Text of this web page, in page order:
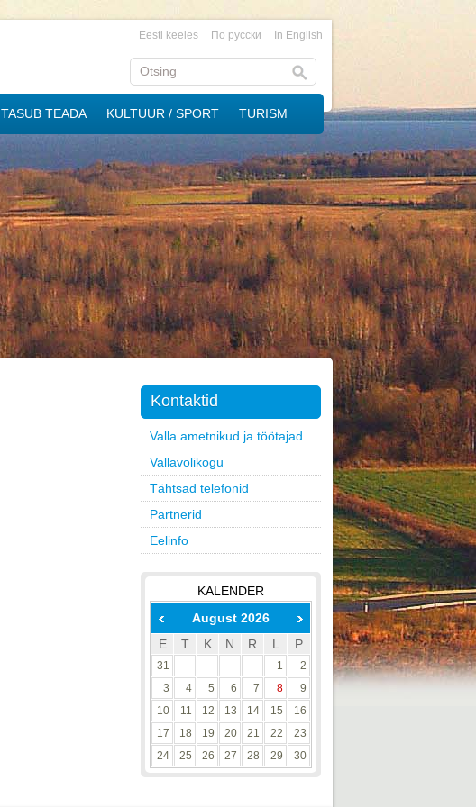
Eesti keeles По русски In English
TASUB TEADA KULTUUR / SPORT TURISM
Kontaktid
Valla ametnikud ja töötajad
Vallavolikogu
Tähtsad telefonid
Partnerid
Eelinfo
KALENDER
August 2026
E
T K N R L P
31 1
2
3
4 5 6 7 8
9
10
11 12 13 14 15
16
17
18 19 20 21 22
23
24
25 26 27 28 29 30